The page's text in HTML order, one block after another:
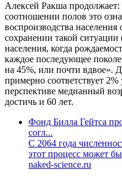
Алексей Ракша
соотношении полов это
воспроизводства
сохранении такой
населения, когда
каждое последующее
на 45%, или почти вдвое».
примерно соответствует
перспективе медианный
достичь и 60 лет.
Фонд Билла Гейтса
согл...
С 2064 года
этот процесс может
naked-science.ru